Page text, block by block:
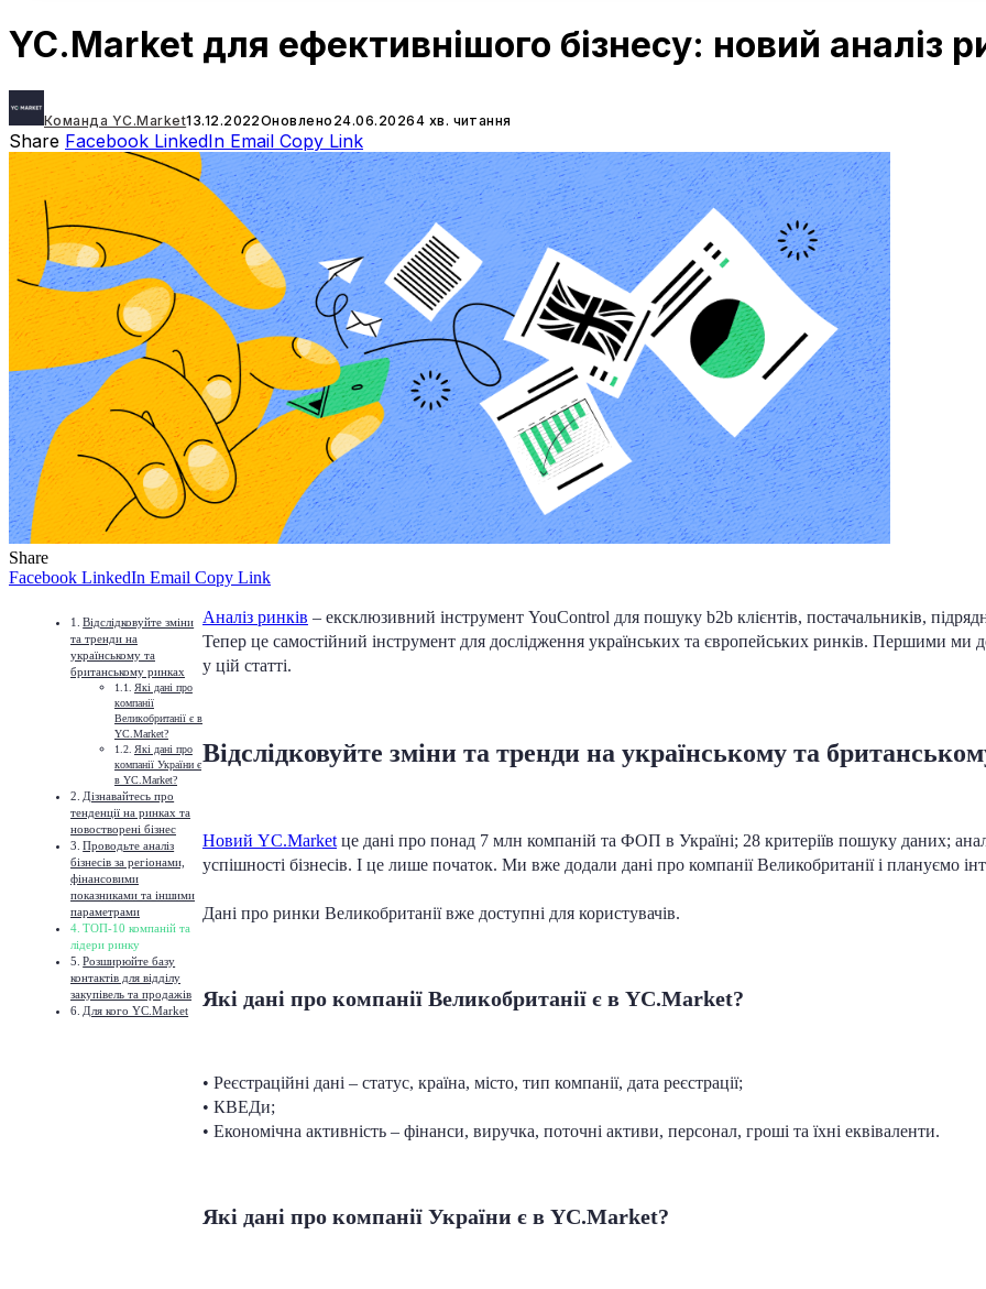
YC.Market для ефективнішого бізнесу: новий аналіз
Команда YC.Market13.12.2022Оновлено 24.06.20264 хв. читання
Share Facebook LinkedIn Email Copy Link
Share
Facebook LinkedIn Email Copy Link
Відслідковуйте зміни
та тренди на
українському та
британському ринках
Які дані про
компанії
Великобританії є в
YC.Market?
Які дані про
компанії України є
в YC.Market?
Дізнавайтесь про
тенденції на ринках та
новостворені бізнес
Проводьте аналіз
бізнесів за регіонами,
фінансовими
показниками та іншими
параметрами
ТОП-10 компаній та
лідери ринку
Розширюйте базу
контактів для відділу
закупівель та продажів
Для кого YC.Market
Аналіз ринків – ексклюзивний інструмент YouControl для пошуку b2b клієнтів, постачальників,
Тепер це самостійний інструмент для дослідження українських та європейських ринків. Першими ми
у цій статті.
Відслідковуйте зміни та тренди на українському та
Новий YC.Market це дані про понад 7 млн компаній та ФОП в Україні; 28 критеріїв пошуку даних;
успішності бізнесів. І це лише початок. Ми вже додали дані про компанії Великобританії і плануємо
Дані про ринки Великобританії вже доступні для користувачів.
Які дані про компанії Великобританії є в YC.Market?
• Реєстраційні дані – статус, країна, місто, тип компанії, дата реєстрації;
• КВЕДи;
• Економічна активність – фінанси, виручка, поточні активи, персонал, гроші та їхні еквіваленти.
Які дані про компанії України є в YC.Market?